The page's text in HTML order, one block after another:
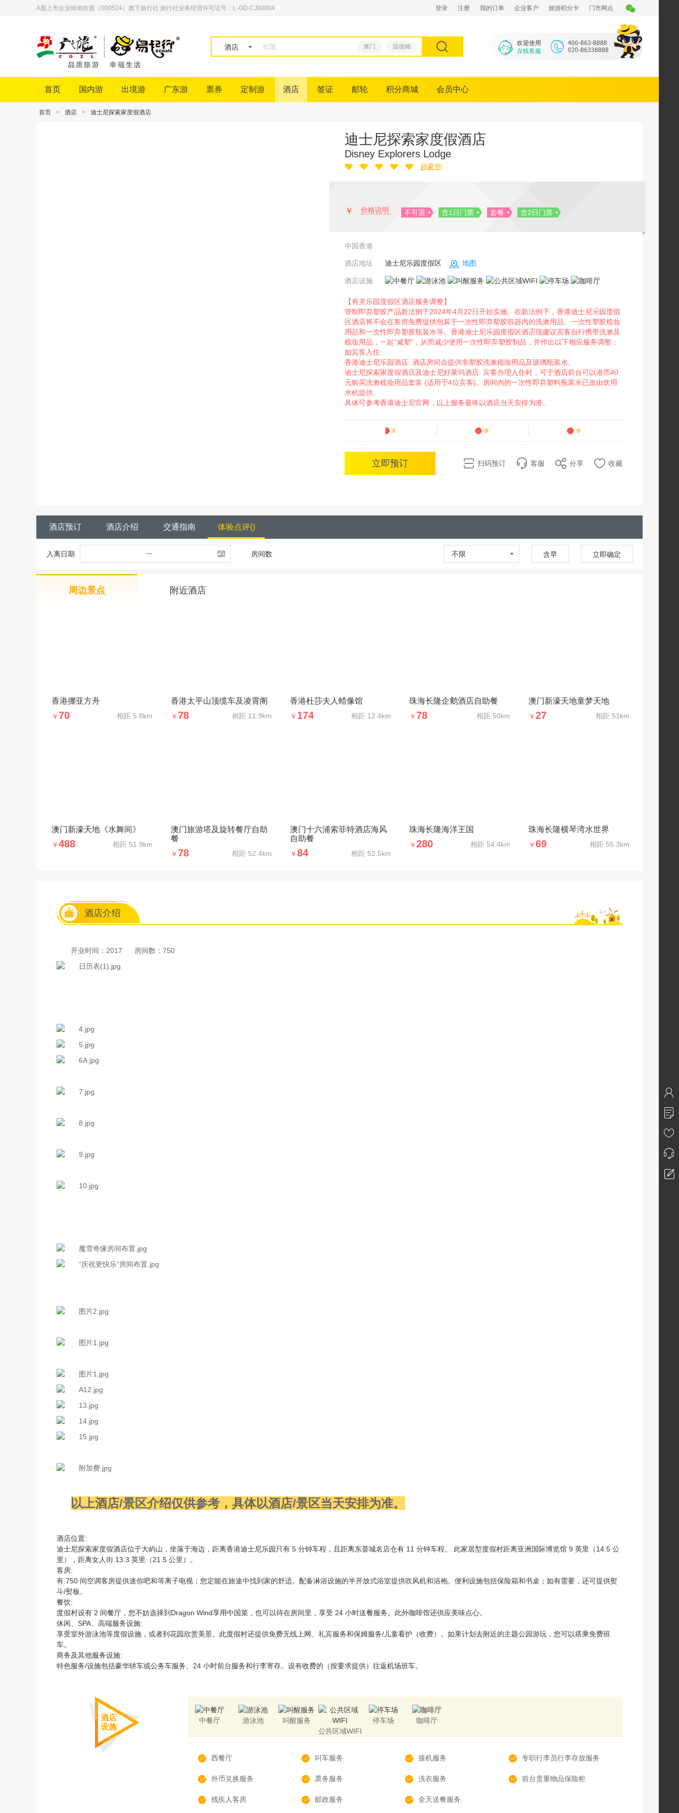
A股上市企业岭南控股（000524）旗下旅行社 旅行社业务经营许可证号：L-GD-CJ00004 登录 注册 我的订单 企业客户 旅游积分卡 门市网点
酒店 澳门 温德姆
欢迎使用
在线客服
首页 国内游 出境游 广东游 票券 定制游 酒店 签证 邮轮 积分商城 会员中心
首页 > 酒店 > 迪士尼探索家度假酒店
迪士尼探索家度假酒店
Disney Explorers Lodge
超豪华
￥ 价格说明 不可退 含1日门票 套餐 含2日门票
中国香港
酒店地址 迪士尼乐园度假区 地图
酒店设施
【有关乐园度假区酒店服务调整】
管制即弃塑胶产品新法例于2024年4月22日开始实施。在新法例下，香港迪士尼乐园度假
区酒店将不会在客房免费提供包装于一次性即弃塑胶容器内的洗漱用品、一次性塑胶梳妆
用品和一次性即弃塑胶瓶装水等。香港迪士尼乐园度假区酒店现建议宾客自行携带洗漱及
梳妆用品，一起“减塑”，从而减少使用一次性即弃塑胶制品，并作出以下相应服务调整：
如宾客入住:
香港迪士尼乐园酒店: 酒店房间会提供非塑胶洗漱梳妝用品及玻璃瓶装水。
迪士尼探索家度假酒店及迪士尼好莱坞酒店: 宾客办理入住时，可于酒店前台可以港币40
元购买洗漱梳妆用品套装 (适用于4位宾客)。房间內的一次性即弃塑料瓶装水已改由饮用
水机提供。
具体可参考香港迪士尼官网，以上服务最终以酒店当天安排为准。
分 条点评 100 销量
立即预订 扫码预订 客服 分享 收藏
酒店预订 酒店介绍 交通指南 体验点评()
入离日期 房间数 不限 含早 立即确定
周边景点 附近酒店
香港挪亚方舟
￥70 相距 5.8km
香港太平山顶缆车及凌霄阁
￥78 相距 11.9km
香港杜莎夫人蜡像馆
￥ 174 相距 12.4km
珠海长隆企鹅酒店自助餐
￥78 相距 50km
澳门新濠天地童梦天地
￥27 相距 51km
澳门新濠天地《水舞间》
￥488 相距 51.9km
澳门旅游塔及旋转餐厅自助
餐
￥78 相距 52.4km
澳门十六浦索菲特酒店海风
自助餐
￥84 相距 52.5km
珠海长隆海洋王国
￥280 相距 54.4km
珠海长隆横琴湾水世界
￥69 相距 55.3km
酒店介绍
开业时间：2017 房间数：750
以上酒店/景区介绍仅供参考，具体以酒店/景区当天安排为准。
酒店位置:
迪士尼探索家度假酒店位于大屿山，坐落于海边，距离香港迪士尼乐园只有 5 分钟车程，且距离东荟城名店仓有 11 分钟车程。 此家居型度假村距离亚洲国际博览馆 9 英里（14.5 公
里），距离女人街 13.3 英里（21.5 公里）。
客房:
有 750 间空调客房提供迷你吧和等离子电视；您定能在旅途中找到家的舒适。配备淋浴设施的半开放式浴室提供吹风机和浴袍。便利设施包括保险箱和书桌；如有需要，还可提供熨
斗/熨板。
餐饮:
度假村设有 2 间餐厅，您不妨选择到Dragon Wind享用中国菜，也可以待在房间里，享受 24 小时送餐服务。此外咖啡馆还供应美味点心。
休闲、SPA、高端服务设施:
享受室外游泳池等度假设施，或者到花园欣赏美景。此度假村还提供免费无线上网、礼宾服务和保姆服务/儿童看护（收费）。如果计划去附近的主题公园游玩，您可以搭乘免费班
车。
商务及其他服务设施:
特色服务/设施包括豪华轿车或公务车服务、24 小时前台服务和行李寄存。设有收费的（按要求提供）往返机场班车。
酒店
设施
中餐厅 游泳池
叫醒服务
公共区域WIFI
停车场 咖啡厅
西餐厅 叫车服务 接机服务 专职行李员行李存放服务
外币兑换服务 票务服务 洗衣服务 前台贵重物品保险柜
残疾人客房 邮政服务 全天送餐服务